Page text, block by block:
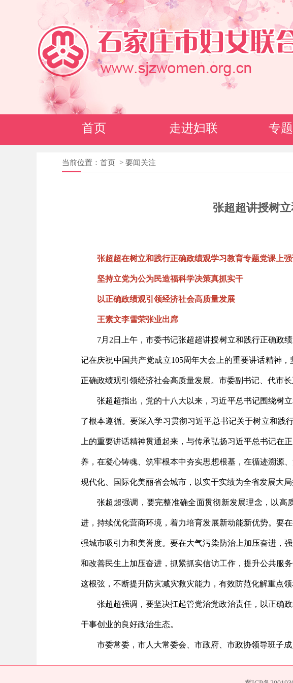
首页 走进妇联 专
当前位置： 首页 > 要闻关注
张超超讲授树
张超超在树立和践行正确政绩观学习教育专题党课上强
坚持立党为公为民造福科学决策真抓实干
以正确政绩观引领经济社会高质量发展
王素文李雪荣张业出席
7月2日上午，市委书记张超超讲授树立和践行正确政
记在庆祝中国共产党成立105周年大会上的重要讲话精神
正确政绩观引领经济社会高质量发展。市委副书记、代市
张超超指出，党的十八大以来，习近平总书记围绕树
了根本遵循。要深入学习贯彻习近平总书记关于树立和践
上的重要讲话精神贯通起来，与传承弘扬习近平总书记在
养，在凝心铸魂、筑牢根本中夯实思想根基，在循迹溯源
现代化、国际化美丽省会城市，以实干实绩为全省发展大局
张超超强调，要完整准确全面贯彻新发展理念，以
进，持续优化营商环境，着力培育发展新动能新优势。要
强城市吸引力和美誉度。要在大气污染防治上加压奋进，
和改善民生上加压奋进，抓紧抓实信访工作，提升公共服
这根弦，不断提升防灾减灾救灾能力，有效防范化解重点领
张超超强调，要坚决扛起管党治党政治责任，以正确
干事创业的良好政治生态。
市委常委，市人大常委会、市政府、市政协领导班子